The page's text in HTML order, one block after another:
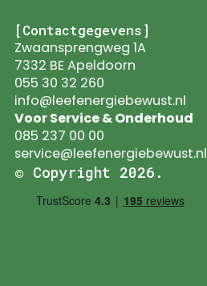
[Contactgegevens]
Zwaansprengweg 1A
7332 BE Apeldoorn
055 30 32 260
info@leefenergiebewust.nl
Voor Service & Onderhoud
085 237 00 00
service@leefenergiebewust.nl
© Copyright 2026.